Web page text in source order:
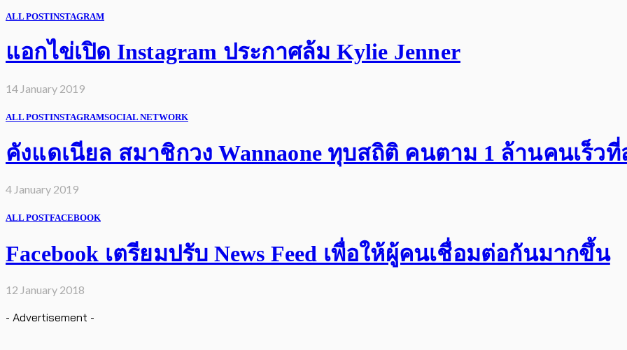
ALL POSTINSTAGRAM
แอกไข่เปิด Instagram ประกาศล้ม Kylie Jenner
14 January 2019
ALL POSTINSTAGRAMSOCIAL NETWORK
คังแดเนียล สมาชิกวง Wannaone ทุบสถิติ คนตาม 1 ล้านคนเร็วที่
4 January 2019
ALL POSTFACEBOOK
Facebook เตรียมปรับ News Feed เพื่อให้ผู้คนเชื่อมต่อกันมากขึ้น
12 January 2018
- Advertisement -